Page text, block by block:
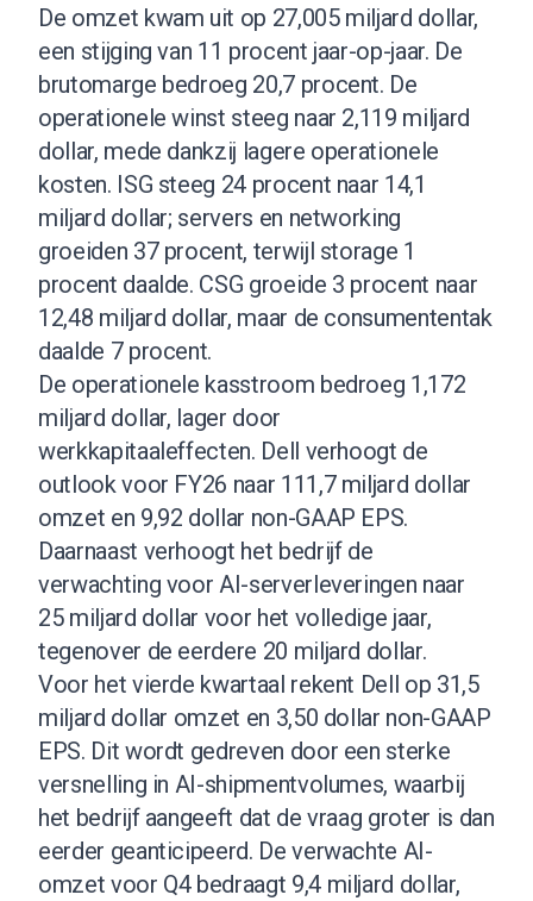
De omzet kwam uit op 27,005 miljard dollar,
een stijging van 11 procent jaar-op-jaar. De
brutomarge bedroeg 20,7 procent. De
operationele winst steeg naar 2,119 miljard
dollar, mede dankzij lagere operationele
kosten. ISG steeg 24 procent naar 14,1
miljard dollar; servers en networking
groeiden 37 procent, terwijl storage 1
procent daalde. CSG groeide 3 procent naar
12,48 miljard dollar, maar de consumententak
daalde 7 procent.
De operationele kasstroom bedroeg 1,172
miljard dollar, lager door
werkkapitaaleffecten. Dell verhoogt de
outlook voor FY26 naar 111,7 miljard dollar
omzet en 9,92 dollar non-GAAP EPS.
Daarnaast verhoogt het bedrijf de
verwachting voor AI-serverleveringen naar
25 miljard dollar voor het volledige jaar,
tegenover de eerdere 20 miljard dollar.
Voor het vierde kwartaal rekent Dell op 31,5
miljard dollar omzet en 3,50 dollar non-GAAP
EPS. Dit wordt gedreven door een sterke
versnelling in AI-shipmentvolumes, waarbij
het bedrijf aangeeft dat de vraag groter is dan
eerder geanticipeerd. De verwachte AI-
omzet voor Q4 bedraagt 9,4 miljard dollar,